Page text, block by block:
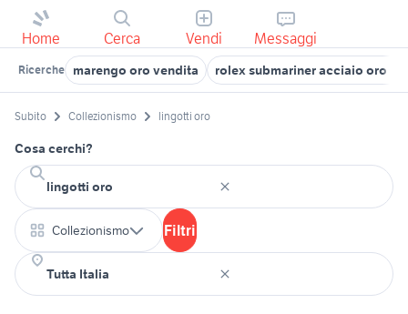
Home Cerca Vendi Messaggi
Ricerche marengo oro vendita rolex submariner acciaio oro
Subito Collezionismo lingotti oro
Cosa cerchi?
Collezionismo Filtri